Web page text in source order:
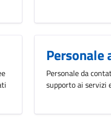
Personale da
supporto ai servizi